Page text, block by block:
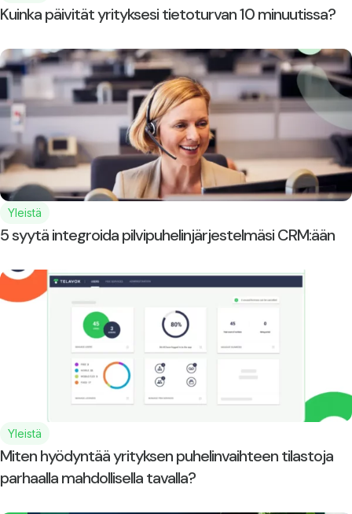
Kuinka päivität yrityksesi tietoturvan 10 minuutissa?
Yleistä
5 syytä integroida pilvipuhelinjärjestelmäsi CRM:ään
Yleistä
Miten hyödyntää yrityksen puhelinvaihteen tilastoja
parhaalla mahdollisella tavalla?